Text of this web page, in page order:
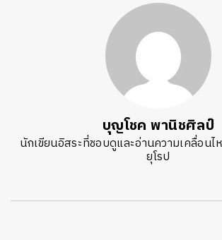
บุญโชค พานิชศิลป์
นักเขียนอิสระที่ชอบดูและอ่านความเคลื่อนไ
ยุโรป